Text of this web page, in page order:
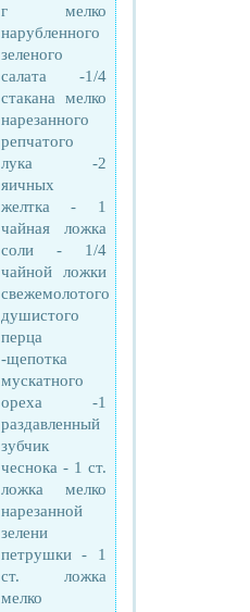
г мелко
нарубленного
зеленого
салата -1/4
стакана мелко
нарезанного
репчатого
лука -2
яичных
желтка - 1
чайная ложка
соли - 1/4
чайной ложки
свежемолотого
душистого
перца
-щепотка
мускатного
ореха -1
раздавленный
зубчик
чеснока - 1 cт.
ложка мелко
нарезанной
зелени
петрушки - 1
cт. ложка
мелко